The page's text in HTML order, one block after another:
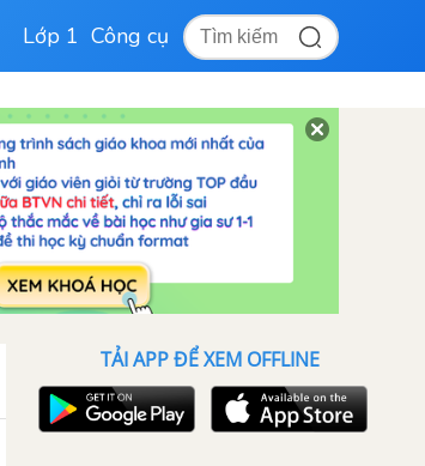
Lớp 1 Công cụ
TẢI APP ĐỂ XEM OFFLINE